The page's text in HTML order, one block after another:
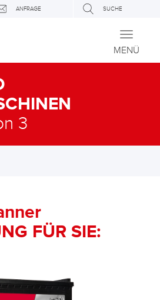
ANFRAGE SUCHE
Toggle
MENÜ
3
FÜR SIE: